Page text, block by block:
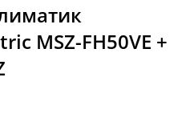
MSZ-FH50VE +